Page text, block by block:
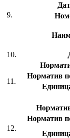
9.
10.
11.
Норматив
12.
Норматив